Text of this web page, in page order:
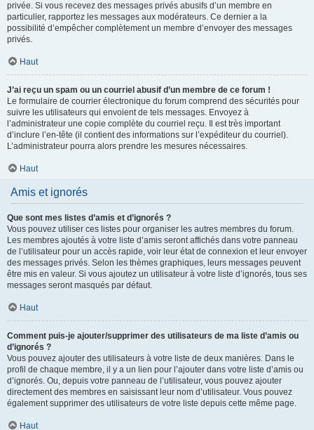
privée. Si vous recevez des messages privés abusifs d’un membre en
particulier, rapportez les messages aux modérateurs. Ce dernier a la
possibilité d’empêcher complètement un membre d’envoyer des messages
privés.
Haut
J’ai reçu un spam ou un courriel abusif d’un membre de ce forum !
Le formulaire de courrier électronique du forum comprend des sécurités pour
suivre les utilisateurs qui envoient de tels messages. Envoyez à
l’administrateur une copie complète du courriel reçu. Il est très important
d’inclure l’en-tête (il contient des informations sur l’expéditeur du courriel).
L’administrateur pourra alors prendre les mesures nécessaires.
Haut
Amis et ignorés
Que sont mes listes d’amis et d’ignorés ?
Vous pouvez utiliser ces listes pour organiser les autres membres du forum.
Les membres ajoutés à votre liste d’amis seront affichés dans votre panneau
de l’utilisateur pour un accès rapide, voir leur état de connexion et leur envoyer
des messages privés. Selon les thèmes graphiques, leurs messages peuvent
être mis en valeur. Si vous ajoutez un utilisateur à votre liste d’ignorés, tous ses
messages seront masqués par défaut.
Haut
Comment puis-je ajouter/supprimer des utilisateurs de ma liste d’amis ou
d’ignorés ?
Vous pouvez ajouter des utilisateurs à votre liste de deux manières. Dans le
profil de chaque membre, il y a un lien pour l’ajouter dans votre liste d’amis ou
d’ignorés. Ou, depuis votre panneau de l’utilisateur, vous pouvez ajouter
directement des membres en saisissant leur nom d’utilisateur. Vous pouvez
également supprimer des utilisateurs de votre liste depuis cette même page.
Haut